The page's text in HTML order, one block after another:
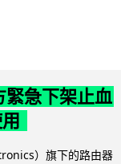
緊急下架止血
）旗下的路由器